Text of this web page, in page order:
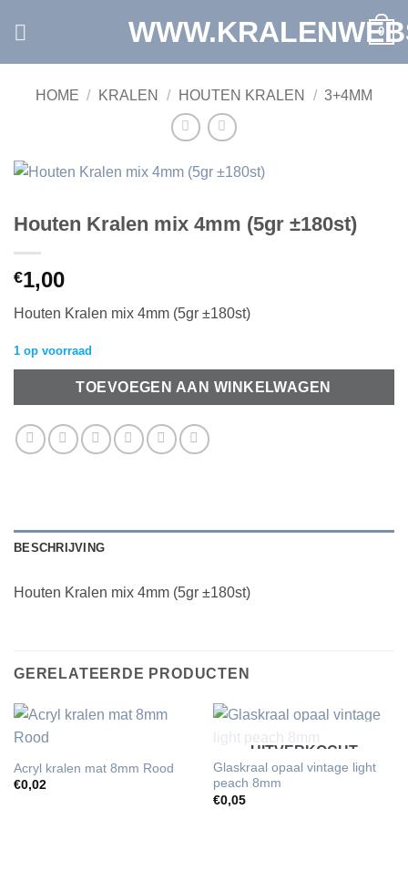
0
HOME / KRALEN / HOUTEN KRALEN / 3+4MM
Houten Kralen mix 4mm (5gr ±180st)
€1,00
Houten Kralen mix 4mm (5gr ±180st)
1 op voorraad
TOEVOEGEN AAN WINKELWAGEN
BESCHRIJVING
Houten Kralen mix 4mm (5gr ±180st)
GERELATEERDE PRODUCTEN
Acryl kralen mat 8mm Rood
€0,02
UITVERKOCHT
Glaskraal opaal vintage light
peach 8mm
€0,05